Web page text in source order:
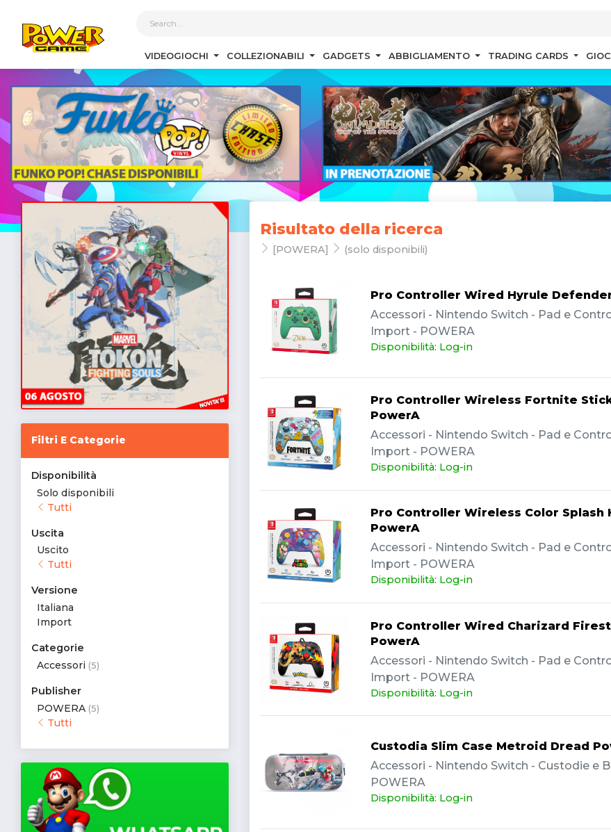
VIDEOGIOCHI COLLEZIONABILI GADGETS ABBIGLIAMENTO TRADING CARDS
Filtri E Categorie
Disponibilità
Solo disponibili
Tutti
Uscita
Uscito
Tutti
Versione
Italiana
Import
Categorie
Accessori (5)
Publisher
POWERA (5)
Tutti
Risultato della ricerca
[POWERA] (solo disponibili)
Pro Controller Wired Hyrule
Accessori - Nintendo Switch - Pad e
Import - POWERA
Disponibilità: Log-in
Pro Controller Wireless Fortnite
PowerA
Accessori - Nintendo Switch - Pad e
Import - POWERA
Disponibilità: Log-in
Pro Controller Wireless Color Splash
PowerA
Accessori - Nintendo Switch - Pad e
Import - POWERA
Disponibilità: Log-in
Pro Controller Wired Charizard
PowerA
Accessori - Nintendo Switch - Pad e
Import - POWERA
Disponibilità: Log-in
Custodia Slim Case Metroid Dread
Accessori - Nintendo Switch - Custodie e
POWERA
Disponibilità: Log-in